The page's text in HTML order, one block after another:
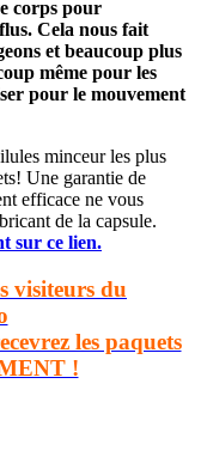
corps pour
Cela nous fait
et beaucoup plus
même pour les
pour le mouvement
minceur les plus
Une garantie de
efficace ne vous
de la capsule.
sur ce lien.
visiteurs du
les paquets
!